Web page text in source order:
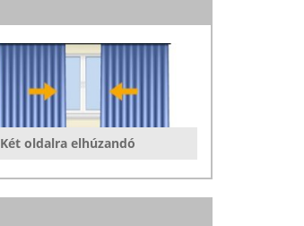
Két oldalra elhúzandó